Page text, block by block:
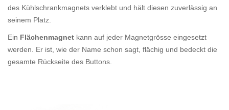
des Kühlschrankmagnets verklebt und hält diesen zuverlässig an
seinem Platz.
Ein Flächenmagnet kann auf jeder Magnetgrösse eingesetzt
werden. Er ist, wie der Name schon sagt, flächig und bedeckt die
gesamte Rückseite des Buttons.